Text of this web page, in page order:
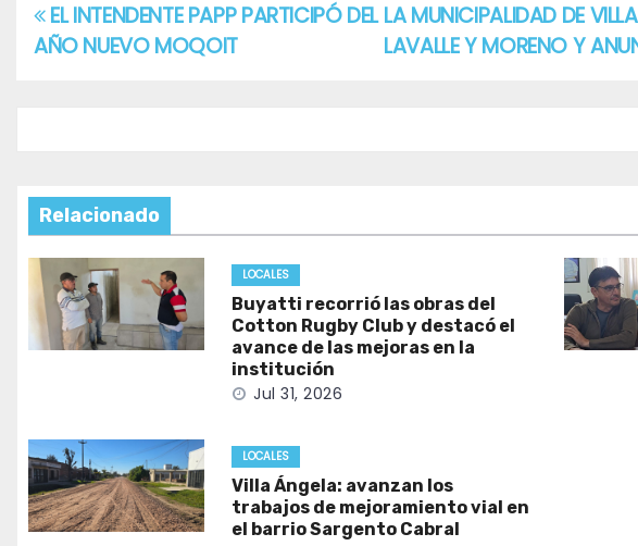
Navegación
de
LA MUNICIPALIDAD DE
LAVALLE Y MORENO Y
EL INTENDENTE PAPP PARTICIPÓ DEL
AÑO NUEVO MOQOIT
Relacionado
LOCALES
Buyatti recorrió las obras del
Cotton Rugby Club y destacó el
avance de las mejoras en la
institución
Jul 31, 2026
LOCALES
Villa Ángela: avanzan los
trabajos de mejoramiento vial en
el barrio Sargento Cabral